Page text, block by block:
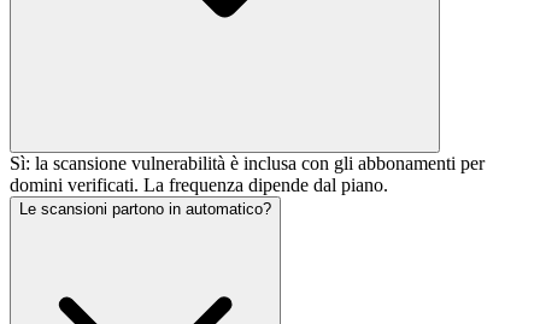
Sì: la scansione vulnerabilità è inclusa con gli abbonamenti per
domini verificati. La frequenza dipende dal piano.
Le scansioni partono in automatico?